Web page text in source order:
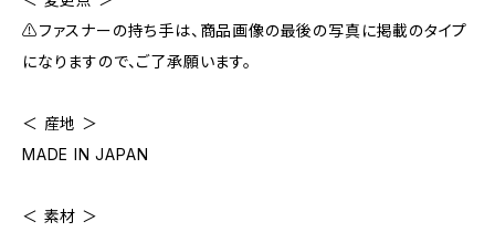
⚠️ファスナーの持ち手は、商品画像の最後の写真に掲載のタイプ
になりますので、ご了承願います。
＜ 産地 ＞
MADE IN JAPAN
＜ 素材 ＞